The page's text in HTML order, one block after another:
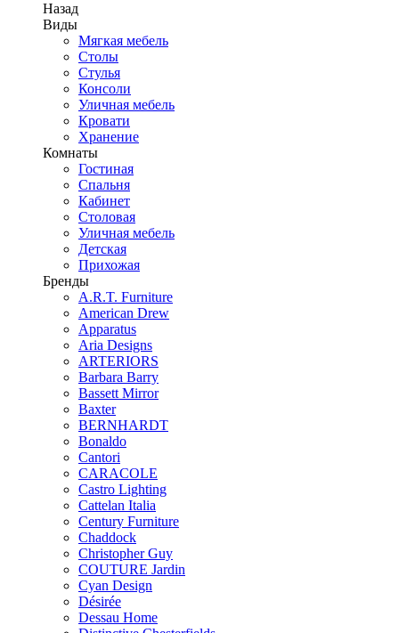
Назад
Виды
Мягкая мебель
Столы
Стулья
Консоли
Уличная мебель
Кровати
Хранение
Комнаты
Гостиная
Спальня
Кабинет
Столовая
Уличная мебель
Детская
Прихожая
Бренды
A.R.T. Furniture
American Drew
Apparatus
Aria Designs
ARTERIORS
Barbara Barry
Bassett Mirror
Baxter
BERNHARDT
Bonaldo
Cantori
CARACOLE
Castro Lighting
Cattelan Italia
Century Furniture
Chaddock
Christopher Guy
COUTURE Jardin
Cyan Design
Désirée
Dessau Home